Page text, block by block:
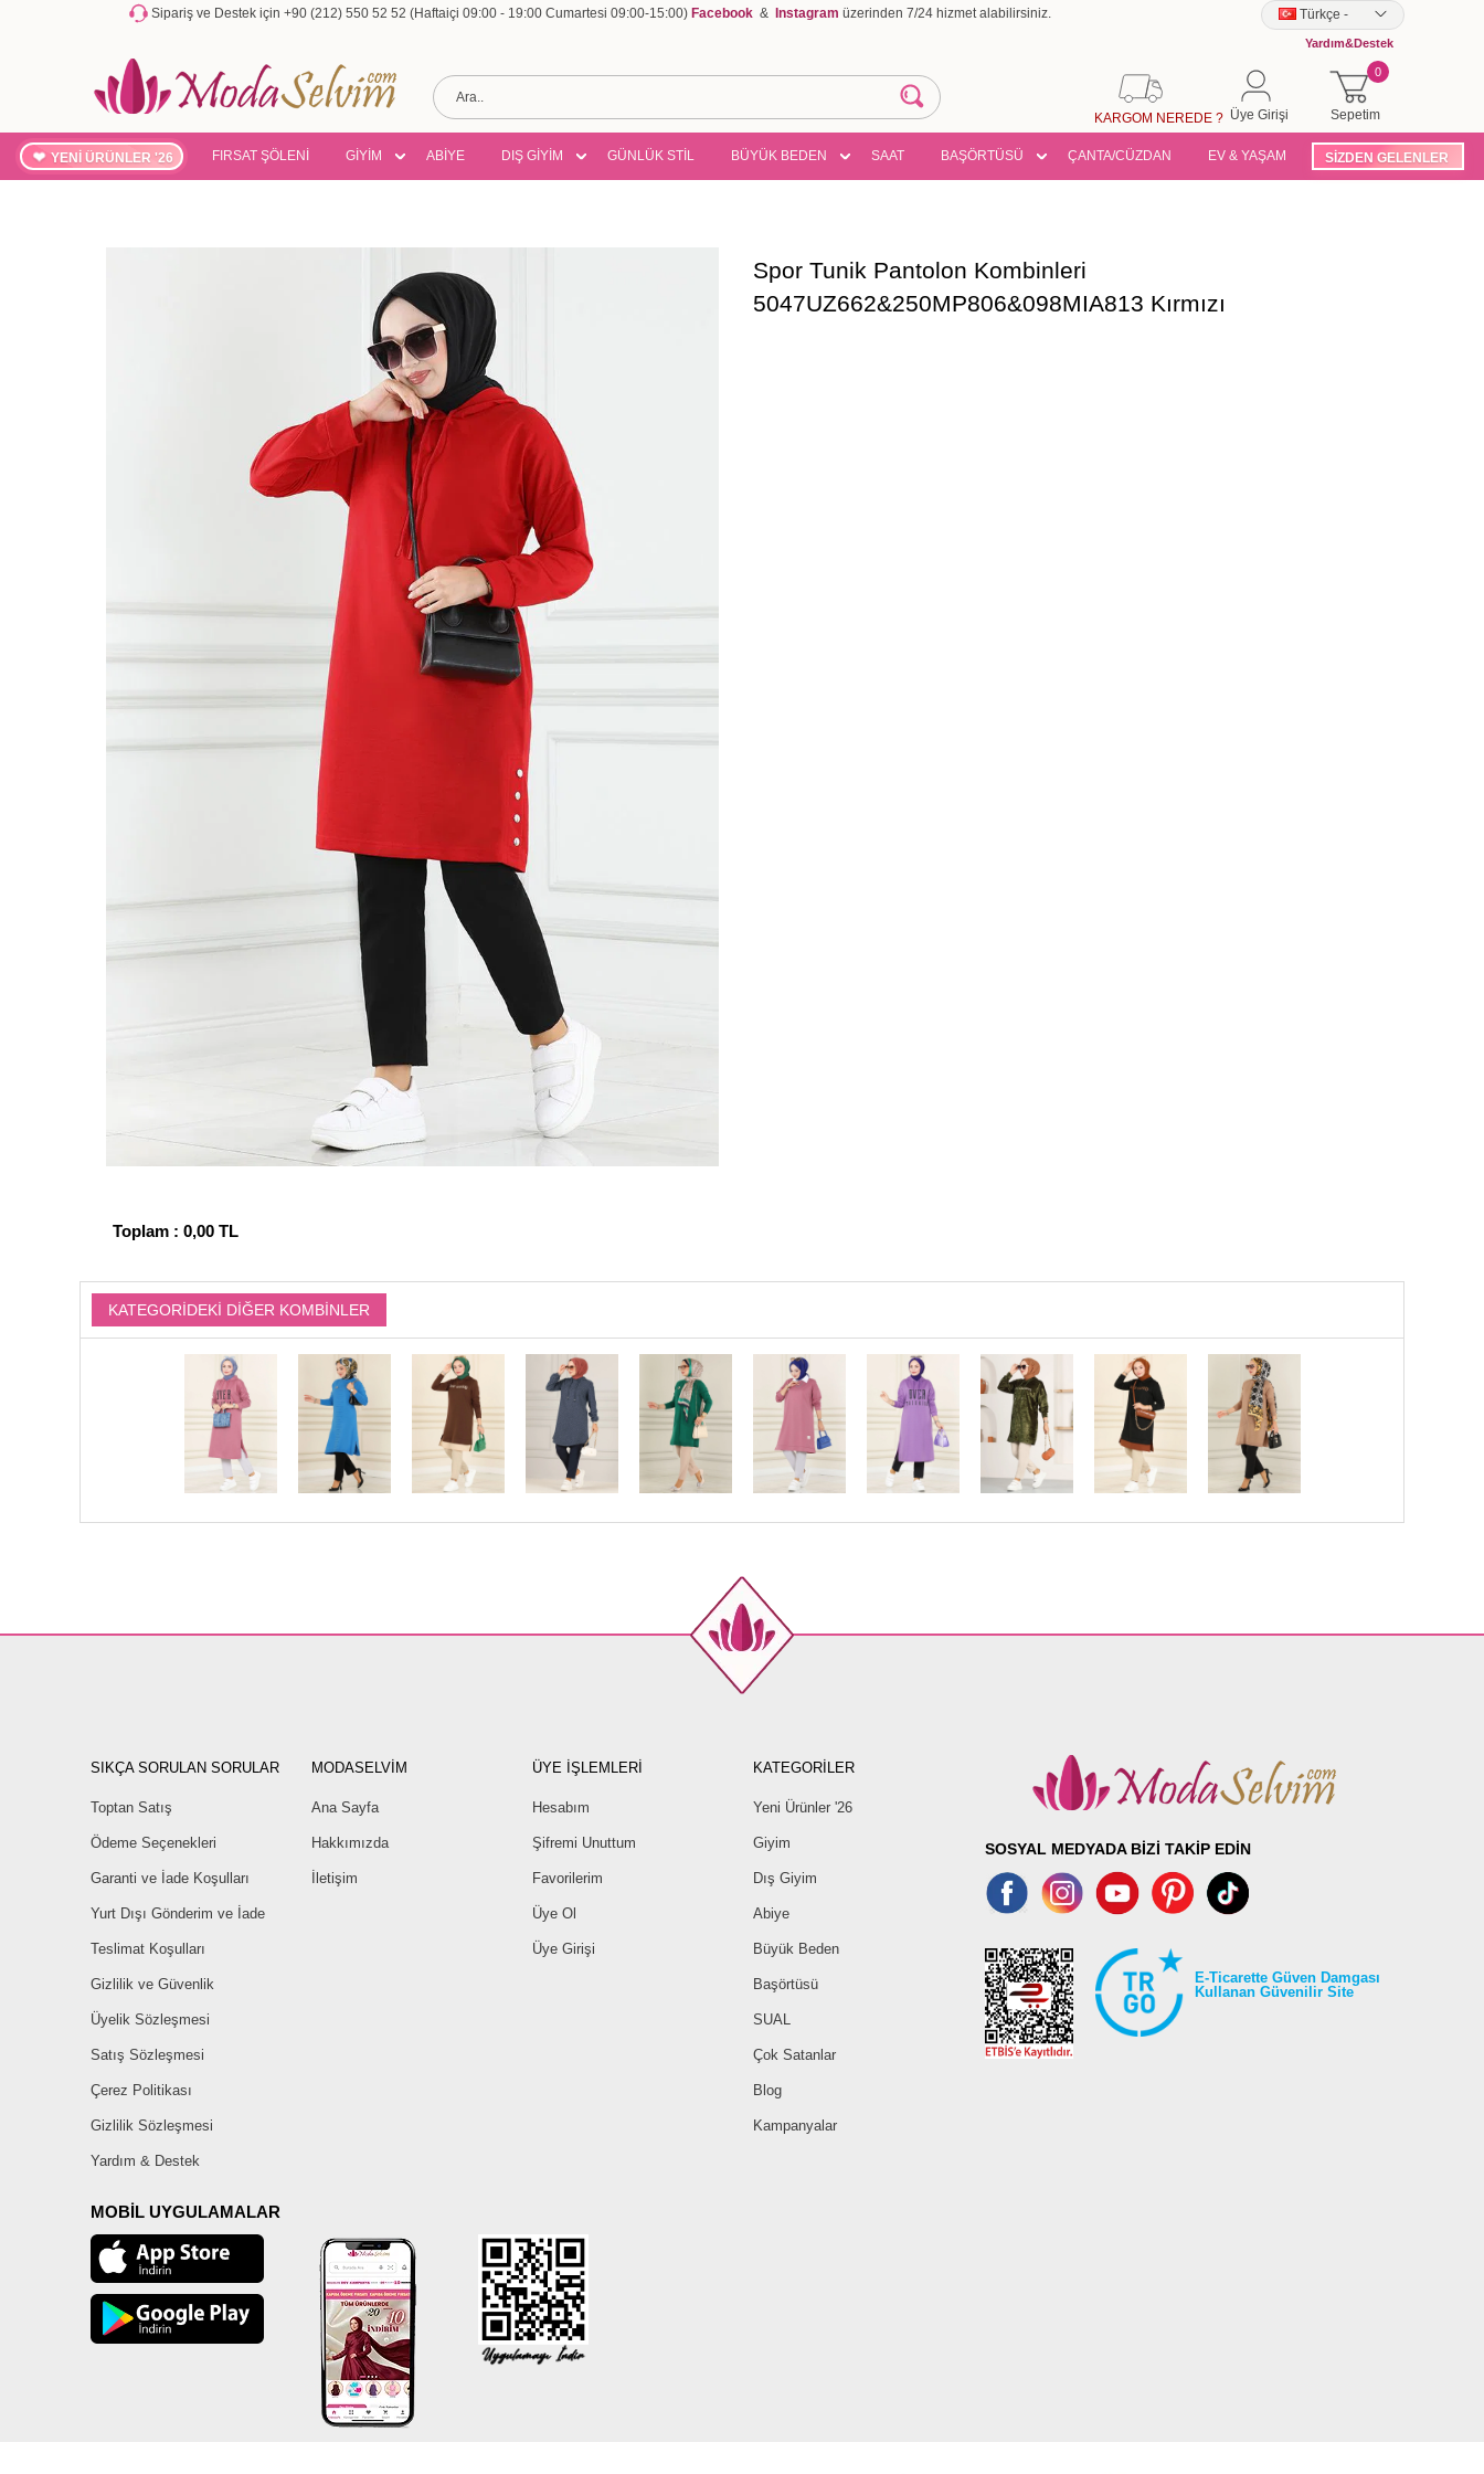
Sipariş ve Destek için +90 (212) 550 52 52 (Haftaiçi 09:00 - 19:00 Cumartesi 09:00-15:00) Facebook & Instagram üzerinden 7/24 hizmet alabilirsiniz. Türkçe -
Yardım&Destek
Sepetim
0
Üye Girişi
KARGOM NEREDE ?
YENİ ÜRÜNLER '26 FIRSAT ŞÖLENİ GİYİM ABİYE DIŞ GİYİM GÜNLÜK STİL BÜYÜK BEDEN SAAT BAŞÖRTÜSÜ ÇANTA/CÜZDAN EV & YAŞAM SİZDEN GELENLER
Spor Tunik Pantolon Kombinleri
5047UZ662&250MP806&098MIA813 Kırmızı
Toplam : 0,00 TL
KATEGORIDEKI DIĞER KOMBINLER
SIKÇA SORULAN SORULAR
Toptan Satış
Ödeme Seçenekleri
Garanti ve İade Koşulları
Yurt Dışı Gönderim ve İade
Teslimat Koşulları
Gizlilik ve Güvenlik
Üyelik Sözleşmesi
Satış Sözleşmesi
Çerez Politikası
Gizlilik Sözleşmesi
Yardım & Destek
MODASELVİM
Ana Sayfa
Hakkımızda
İletişim
ÜYE İŞLEMLERİ
Hesabım
Şifremi Unuttum
Favorilerim
Üye Ol
Üye Girişi
KATEGORİLER
Yeni Ürünler '26
Giyim
Dış Giyim
Abiye
Büyük Beden
Başörtüsü
SUAL
Çok Satanlar
Blog
Kampanyalar
MOBİL UYGULAMALAR
SOSYAL MEDYADA BİZİ TAKİP EDİN
E-Ticarette Güven Damgası
Kullanan Güvenilir Site